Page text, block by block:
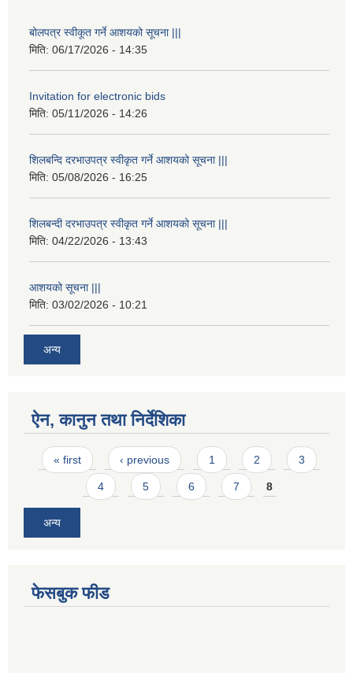
बोलपत्र स्वीकूत गर्ने आशयको सूचना |||
मिति: 06/17/2026 - 14:35
Invitation for electronic bids
मिति: 05/11/2026 - 14:26
शिलबन्दि दरभाउपत्र स्वीकृत गर्ने आशयको सूचना |||
मिति: 05/08/2026 - 16:25
शिलबन्दी दरभाउपत्र स्वीकृत गर्ने आशयको सूचना |||
मिति: 04/22/2026 - 13:43
आशयको सूचना |||
मिति: 03/02/2026 - 10:21
अन्य
ऐन, कानुन तथा निर्देशिका
Pages
« first ‹ previous 1 2 3
4 5 6 7 8
अन्य
फेसबुक फीड